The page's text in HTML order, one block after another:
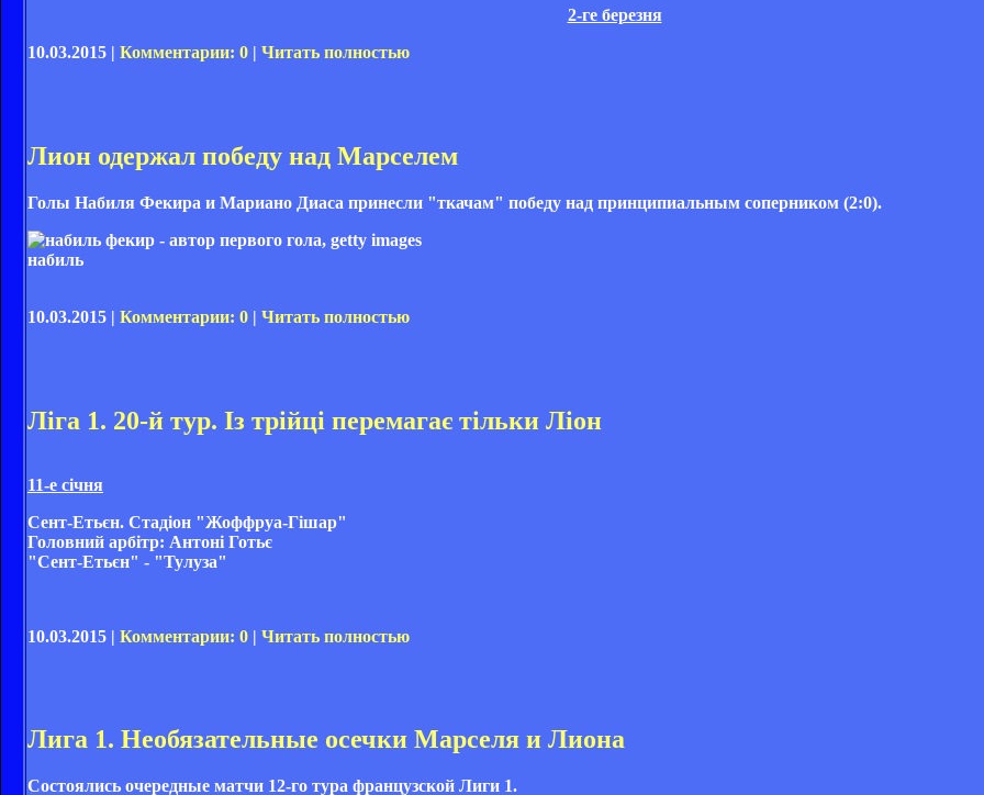
2-ге березня
10.03.2015 | Комментарии: 0 | Читать полностью
Лион одержал победу над Марселем
Голы Набиля Фекира и Мариано Диаса принесли "ткачам" победу над принципиальным соперником (2:0).
набиль
10.03.2015 | Комментарии: 0 | Читать полностью
Ліга 1. 20-й тур. Із трійці перемагає тільки Ліон
11-е січня
Сент-Етьєн. Стадіон "Жоффруа-Гішар"
Головний арбітр: Антоні Готьє
"Сент-Етьєн" - "Тулуза"
10.03.2015 | Комментарии: 0 | Читать полностью
Лига 1. Необязательные осечки Марселя и Лиона
Состоялись очередные матчи 12-го тура французской Лиги 1.